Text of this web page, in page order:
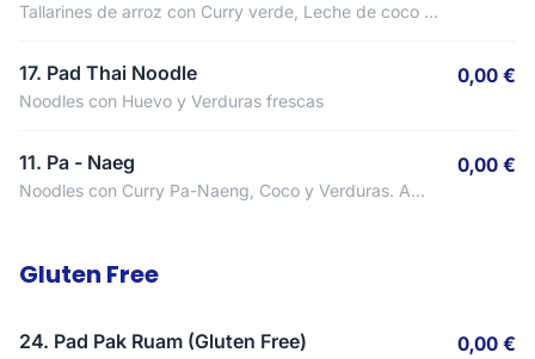
Tallarines de arroz con Curry verde, Leche de coco y
17. Pad Thai Noodle
Noodles con Huevo y Verduras frescas
0,00 €
11. Pa - Naeg
Noodles con Curry Pa-Naeng, Coco y Verduras. A
0,00 €
Gluten Free
24. Pad Pak Ruam (Gluten Free) 0,00 €